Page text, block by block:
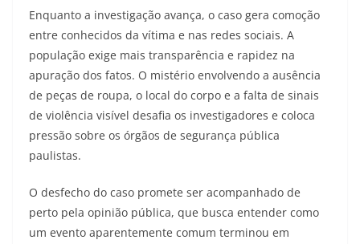
Enquanto a investigação avança, o caso gera comoção
entre conhecidos da vítima e nas redes sociais. A
população exige mais transparência e rapidez na
apuração dos fatos. O mistério envolvendo a ausência
de peças de roupa, o local do corpo e a falta de sinais
de violência visível desafia os investigadores e coloca
pressão sobre os órgãos de segurança pública
paulistas.
O desfecho do caso promete ser acompanhado de
perto pela opinião pública, que busca entender como
um evento aparentemente comum terminou em